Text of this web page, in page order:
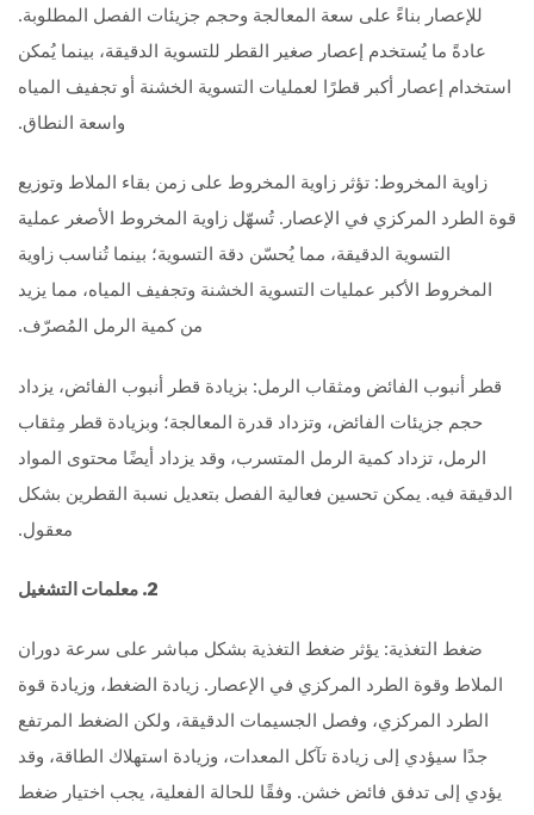
للإعصار بناءً على سعة المعالجة وحجم جزيئات الفصل المطلوبة.
عادةً ما يُستخدم إعصار صغير القطر للتسوية الدقيقة، بينما يُمكن
استخدام إعصار أكبر قطرًا لعمليات التسوية الخشنة أو تجفيف المياه
واسعة النطاق.
زاوية المخروط: تؤثر زاوية المخروط على زمن بقاء الملاط وتوزيع
قوة الطرد المركزي في الإعصار. تُسهّل زاوية المخروط الأصغر عملية
التسوية الدقيقة، مما يُحسّن دقة التسوية؛ بينما تُناسب زاوية
المخروط الأكبر عمليات التسوية الخشنة وتجفيف المياه، مما يزيد
من كمية الرمل المُصرّف.
قطر أنبوب الفائض ومثقاب الرمل: بزيادة قطر أنبوب الفائض، يزداد
حجم جزيئات الفائض، وتزداد قدرة المعالجة؛ وبزيادة قطر مِثقاب
الرمل، تزداد كمية الرمل المتسرب، وقد يزداد أيضًا محتوى المواد
الدقيقة فيه. يمكن تحسين فعالية الفصل بتعديل نسبة القطرين بشكل
معقول.
2. معلمات التشغيل
ضغط التغذية: يؤثر ضغط التغذية بشكل مباشر على سرعة دوران
الملاط وقوة الطرد المركزي في الإعصار. زيادة الضغط، وزيادة قوة
الطرد المركزي، وفصل الجسيمات الدقيقة، ولكن الضغط المرتفع
جدًا سيؤدي إلى زيادة تآكل المعدات، وزيادة استهلاك الطاقة، وقد
يؤدي إلى تدفق فائض خشن. وفقًا للحالة الفعلية، يجب اختيار ضغط